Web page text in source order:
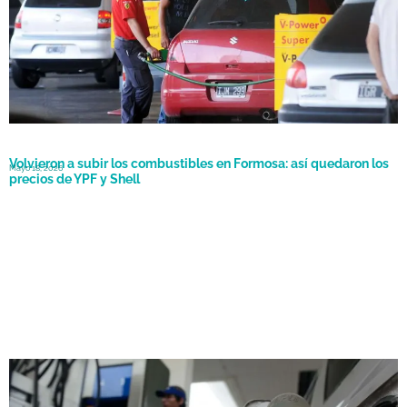
Volvieron a subir los combustibles en Formosa: así quedaron los
precios de YPF y Shell
Mayo 18, 2026
Cargar el tanque, un lujo: nueva suba de combustibles en Chaco
Mayo 15, 2026